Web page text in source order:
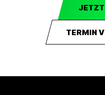
JETZT
TERMIN